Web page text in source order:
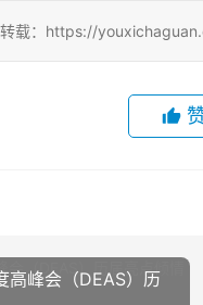
转载：https://
高峰会（DEAS）历